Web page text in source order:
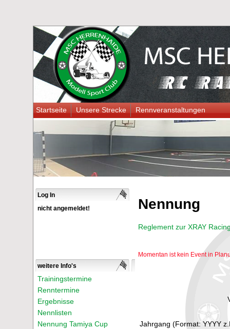
Startseite Unsere Strecke Rennveranstaltungen
Log In
nicht angemeldet!
weitere Info's
Trainingstermine
Renntermine
Ergebnisse
Nennlisten
Nennung Tamiya Cup
Nennung
Reglement zur XRAY
Momentan ist kein Event in
Jahrgang (Format: YYYY